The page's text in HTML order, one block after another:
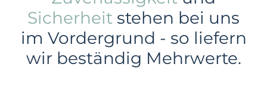
Sicherheit stehen bei uns
im Vordergrund - so liefern
wir beständig Mehrwerte.